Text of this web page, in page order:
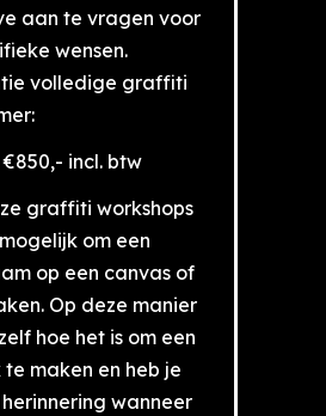
aan te vragen voor
wensen.
volledige graffiti
incl. btw
graffiti workshops
om een
op een canvas of
Op deze manier
hoe het is om een
maken en heb je
wanneer